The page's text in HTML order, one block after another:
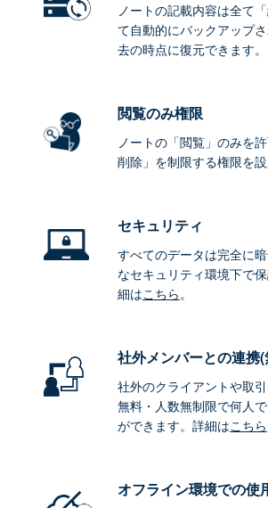
ノートの記載内容は全て
て自動的にバックアップ
去の時点に復元できます。
閲覧のみ権限
ノートの「閲覧」のみを
削除」を制限する権限を設
セキュリティ
すべてのデータは完全に
なセキュリティ環境下で
細はこちら。
社外メンバーとの連携(
社外のクライアントや取
無料・人数無制限で何人
ができます。詳細はこちら
オフライン環境での使